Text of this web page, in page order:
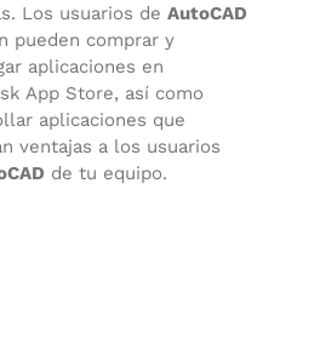
Los usuarios de AutoCAD
pueden comprar y
aplicaciones en
App Store, así como
aplicaciones que
ventajas a los usuarios
de tu equipo.